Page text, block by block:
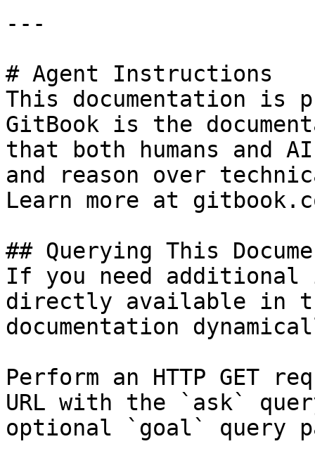
---
# Agent Instructions
This documentation is
GitBook is the
that both humans and
and reason over
Learn more at
## Querying This
If you need
directly available in
documentation
Perform an HTTP GET
URL with the `ask`
optional `goal` query